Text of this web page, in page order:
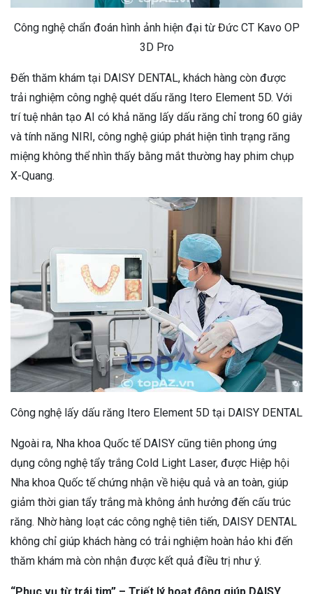
Công nghệ chẩn đoán hình ảnh hiện đại từ Đức CT Kavo OP
3D Pro
Đến thăm khám tại DAISY DENTAL, khách hàng còn được
trải nghiệm công nghệ quét dấu răng Itero Element 5D. Với
trí tuệ nhân tạo AI có khả năng lấy dấu răng chỉ trong 60 giây
và tính năng NIRI, công nghệ giúp phát hiện tình trạng răng
miệng không thể nhìn thấy bằng mắt thường hay phim chụp
X-Quang.
Công nghệ lấy dấu răng Itero Element 5D tại DAISY DENTAL
Ngoài ra, Nha khoa Quốc tế DAISY cũng tiên phong ứng
dụng công nghệ tẩy trắng Cold Light Laser, được Hiệp hội
Nha khoa Quốc tế chứng nhận về hiệu quả và an toàn, giúp
giảm thời gian tẩy trắng mà không ảnh hưởng đến cấu trúc
răng. Nhờ hàng loạt các công nghệ tiên tiến, DAISY DENTAL
không chỉ giúp khách hàng có trải nghiệm hoàn hảo khi đến
thăm khám mà còn nhận được kết quả điều trị như ý.
“Phục vụ từ trái tim” – Triết lý hoạt động giúp DAISY